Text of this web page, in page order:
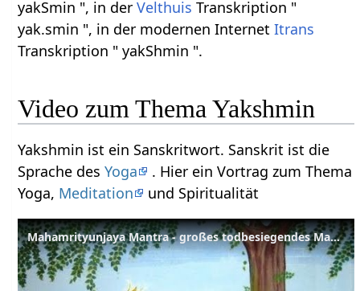
yakSmin ", in derVelthuis Transkription "
yak.smin ", in der modernen InternetItrans
Transkription " yakShmin ".
Video zum Thema Yakshmin
Yakshmin ist ein Sanskritwort. Sanskrit ist die
Sprache desYoga
. Hier ein Vortrag zum Thema
Yoga, Meditation und Spiritualität
Mahamrityunjaya Mantra - großes todbesiegendes Mantra - Sanskrit Lexikon